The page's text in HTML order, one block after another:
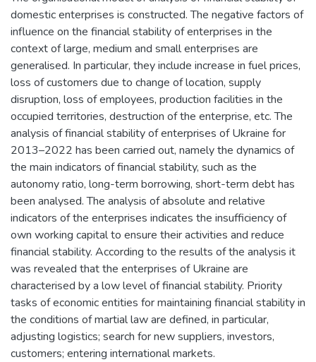
domestic enterprises is constructed. The negative factors of
influence on the financial stability of enterprises in the
context of large, medium and small enterprises are
generalised. In particular, they include increase in fuel prices,
loss of customers due to change of location, supply
disruption, loss of employees, production facilities in the
occupied territories, destruction of the enterprise, etc. The
analysis of financial stability of enterprises of Ukraine for
2013–2022 has been carried out, namely the dynamics of
the main indicators of financial stability, such as the
autonomy ratio, long-term borrowing, short-term debt has
been analysed. The analysis of absolute and relative
indicators of the enterprises indicates the insufficiency of
own working capital to ensure their activities and reduce
financial stability. According to the results of the analysis it
was revealed that the enterprises of Ukraine are
characterised by a low level of financial stability. Priority
tasks of economic entities for maintaining financial stability in
the conditions of martial law are defined, in particular,
adjusting logistics; search for new suppliers, investors,
customers; entering international markets.